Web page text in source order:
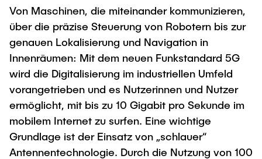
Job opportunities
Faculty recruiting
Information for new employees
Internal Information
Career Center
Graduate Academy
Doctoral Degrees
Continuing Education
Team
Research & Transfer News
Interdisciplinary Workshop of the FSP
"Biobased Processes and Reactor
Technologies"
Study Programs
Research and Institutes
Mechanical Engineering
Study programs
Research and institutes
Joint School of Multidisciplinary Studies
ECIU University
Contacts & International Team
Von Maschinen, die miteinander kommunizieren,
über die präzise Steuerung von Robotern bis zur
genauen Lokalisierung und Navigation in
Innenräumen: Mit dem neuen Funkstandard 5G
wird die Digitalisierung im industriellen Umfeld
vorangetrieben und es Nutzerinnen und Nutzer
ermöglicht, mit bis zu 10 Gigabit pro Sekunde im
mobilem Internet zu surfen. Eine wichtige
Grundlage ist der Einsatz von „schlauer“
Antennentechnologie. Durch die Nutzung von 100